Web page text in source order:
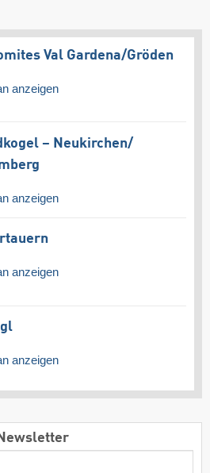
Val Gardena/​Gröden
anzeigen
– Neukirchen/​
anzeigen
anzeigen
anzeigen